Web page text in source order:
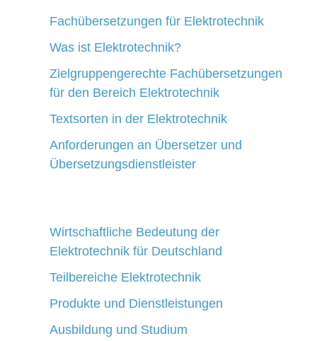
Fachübersetzungen für Elektrotechnik
Was ist Elektrotechnik?
Zielgruppengerechte Fachübersetzungen
für den Bereich Elektrotechnik
Textsorten in der Elektrotechnik
Anforderungen an Übersetzer und
Übersetzungsdienstleister
Wirtschaftliche Bedeutung der
Elektrotechnik für Deutschland
Teilbereiche Elektrotechnik
Produkte und Dienstleistungen
Ausbildung und Studium